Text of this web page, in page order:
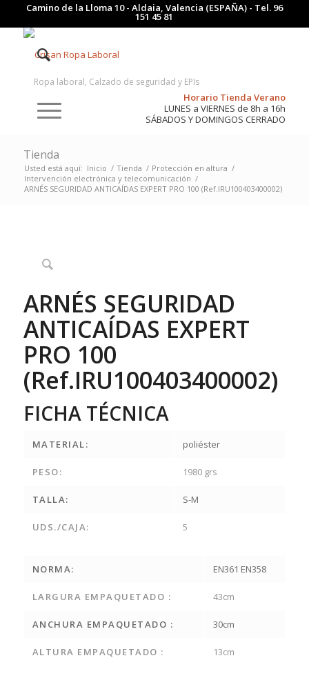
Camino de la Lloma 10 - Aldaia, Valencia (ESPAÑA) - Tel. 96
151 45 81
Ropa laboral, Calzado de seguridad y EPIs
Horario Tienda Verano
LUNES a VIERNES de 8h a 16h
SÁBADOS Y DOMINGOS CERRADO
Tienda
Usted está aquí: Inicio / Tienda / Protección en altura /
Intervención electrónica y telecomunicación /
ARNÉS SEGURIDAD ANTICAÍDAS EXPERT PRO 100 (Ref.IRU100403400002)
ARNÉS SEGURIDAD
ANTICAÍDAS EXPERT
PRO 100
(Ref.IRU100403400002)
FICHA TÉCNICA
MATERIAL: poliéster
PESO: 1980 grs
TALLA: S-M
UDS./CAJA: 5
NORMA: EN361 EN358
LARGURA EMPAQUETADO : 43cm
ANCHURA EMPAQUETADO : 30cm
ALTURA EMPAQUETADO : 13cm